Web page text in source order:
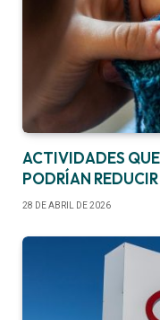
ACTIVIDADES
PODRÍAN
28 DE ABRIL DE 2026